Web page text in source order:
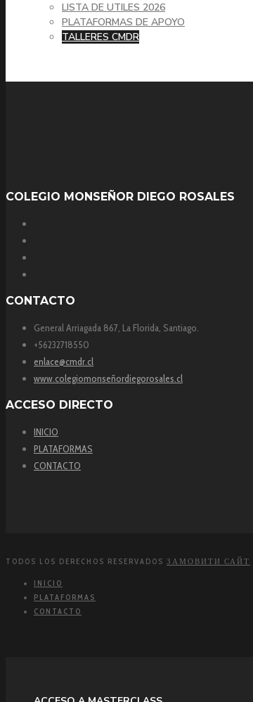
LISTA DE UTILES 2026
PLATAFORMAS DE APOYO
TALLERES CMDR
COLEGIO MONSEÑOR DIEGO ROSALES
CONTACTO
General Arriagada 867, La Florida, Santiago.
+56232718550
enlace@cmdr.cl
www.colegiomonseñordiegorosales.cl
ACCESO DIRECTO
INICIO
PLATAFORMAS
CONTACTO
TODOS LOS DERECHOS RESERVADOS ЗАМОВИТИ САЙТ
INICIO
PLATAFORMAS
CONTACTO